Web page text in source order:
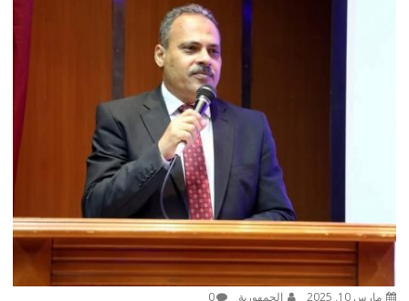
مارس 10, 2025 الجمهورية 0